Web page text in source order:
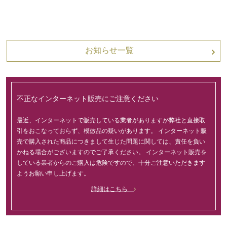
お知らせ一覧
不正なインターネット販売にご注意ください
最近、インターネットで販売している業者がありますが弊社と直接取
引をおこなっておらず、模倣品の疑いがあります。 インターネット販
売で購入された商品につきまして生じた問題に関しては、責任を負い
かねる場合がございますのでご了承ください。 インターネット販売を
している業者からのご購入は危険ですので、十分ご注意いただきます
ようお願い申し上げます。
詳細はこちら